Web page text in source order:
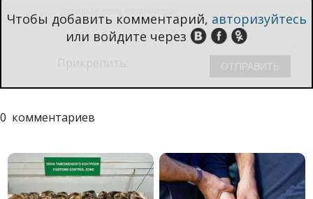
Чтобы добавить комментарий, авторизуйтесь
или войдите через
0 комментариев